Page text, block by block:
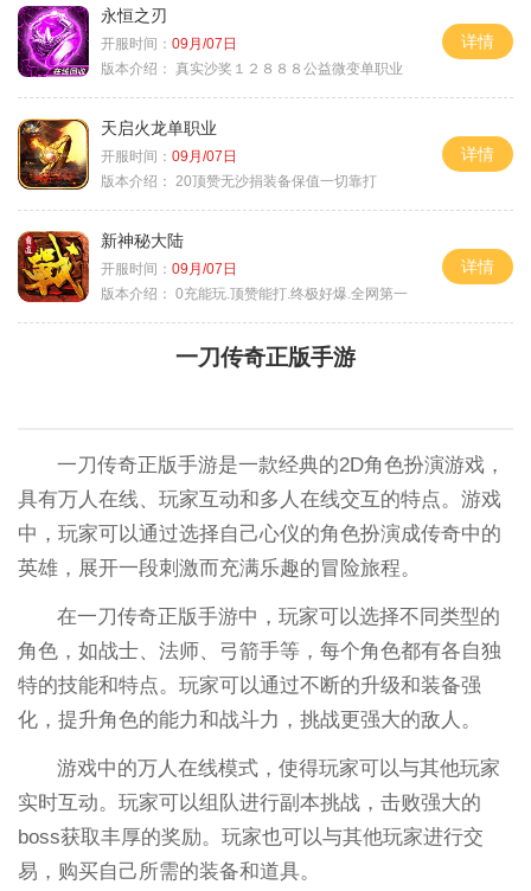
永恒之刃
开服时间： 09月/07日
版本介绍： 真实沙奖１２８８８公益微变单职业
详情
天启火龙单职业
开服时间： 09月/07日
版本介绍： 20顶赞无沙捐装备保值一切靠打
详情
新神秘大陆
开服时间： 09月/07日
版本介绍： 0充能玩.顶赞能打.终极好爆.全网第一
详情
一刀传奇正版手游
一刀传奇正版手游是一款经典的2D角色扮演游戏，
具有万人在线、玩家互动和多人在线交互的特点。游戏
中，玩家可以通过选择自己心仪的角色扮演成传奇中的
英雄，展开一段刺激而充满乐趣的冒险旅程。
在一刀传奇正版手游中，玩家可以选择不同类型的
角色，如战士、法师、弓箭手等，每个角色都有各自独
特的技能和特点。玩家可以通过不断的升级和装备强
化，提升角色的能力和战斗力，挑战更强大的敌人。
游戏中的万人在线模式，使得玩家可以与其他玩家
实时互动。玩家可以组队进行副本挑战，击败强大的
boss获取丰厚的奖励。玩家也可以与其他玩家进行交
易，购买自己所需的装备和道具。